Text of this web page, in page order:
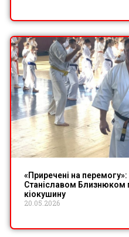
«Приречені на
Станіславом Близнюком
кіокушину
20.05.2026